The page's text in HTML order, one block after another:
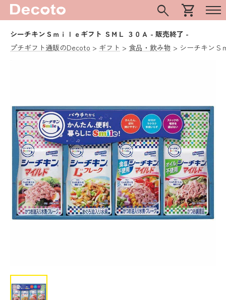
search shopping_cart
シーチキンＳｍｉｌｅギフト ＳＭＬ ３０Ａ - 販売終了 -
プチギフト通販のDecoto
ギフト 食品・飲み物 シーチキンＳ